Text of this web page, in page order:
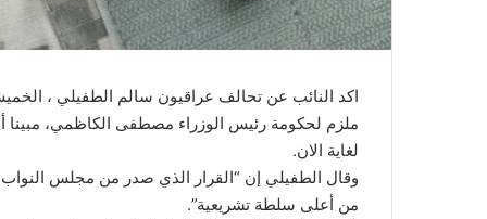
اكد النائب عن تحالف عراقيون سالم الطفيلي ،
ملزم لحكومة رئيس الوزراء مصطفى الكاظمي، مبينا
لغاية الان.
وقال الطفيلي إن “القرار الذي صدر من مجلس
من أعلى سلطة تشريعية”.